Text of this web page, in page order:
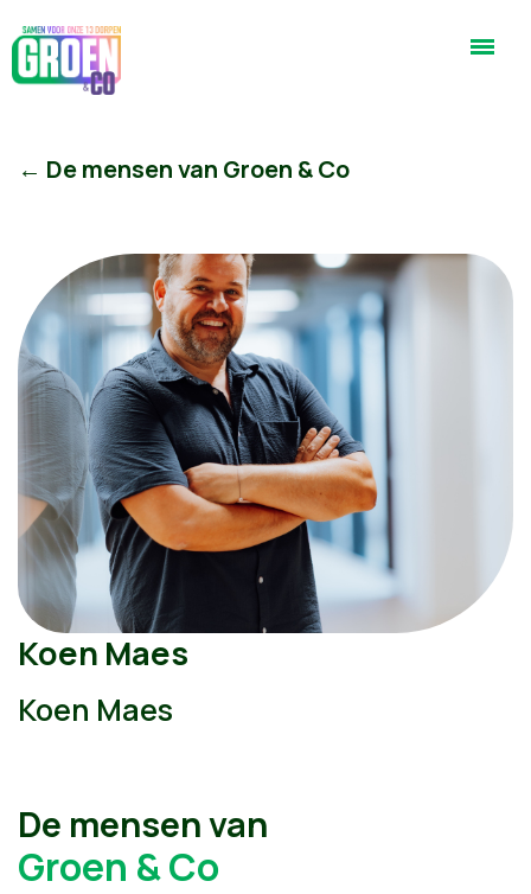
← De mensen van Groen & Co
Koen Maes
Koen Maes
De mensen van
Groen & Co